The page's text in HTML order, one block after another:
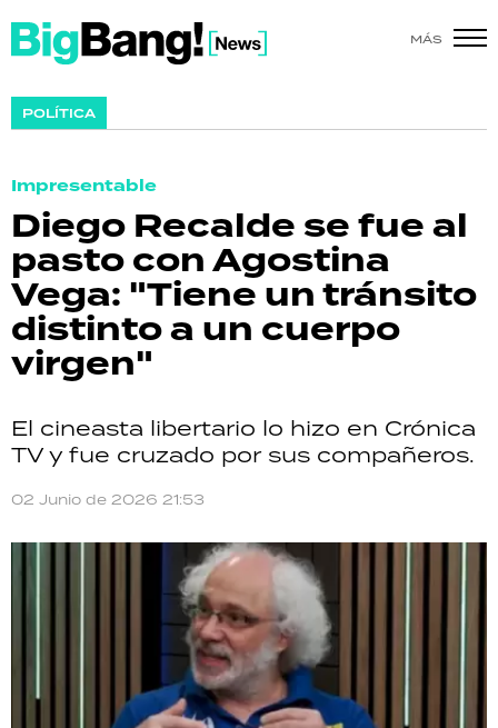
MÁS
POLÍTICA
Impresentable
Diego Recalde se fue al
pasto con Agostina
Vega: "Tiene un tránsito
distinto a un cuerpo
virgen"
El cineasta libertario lo hizo en Crónica
TV y fue cruzado por sus compañeros.
02 Junio de 2026 21:53
SHOW
ACTUALIDAD
POLICIALES
ECONOMÍA
GRAN HERMANO
SALUD
DEPORTES
TECNOLOGÍA
HORÓSCOPO